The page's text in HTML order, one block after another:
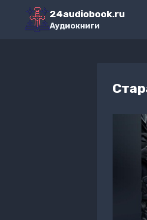
Перейти
содержимому
24audiobook.ru
Аудиокниги